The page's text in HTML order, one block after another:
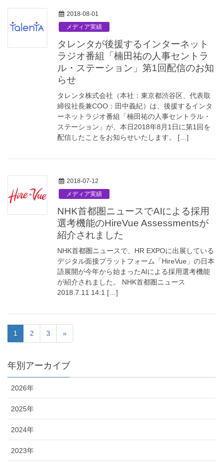
2018-08-01
メディア実績
タレンタが後援するインターネット
ラジオ番組「楠田祐の人事セントラ
ル・ステーション」第1回配信のお知
らせ
タレンタ株式会社（本社：東京都渋谷区、代表取
締役社長兼COO：田中義紀）は、後援するインタ
ーネットラジオ番組「楠田祐の人事セントラル・
ステーション」が、本日2018年8月1日に第1回を
配信したことをお知らせいたします。 […]
2018-07-12
メディア実績
NHK首都圏ニュースでAIによる採用
選考機能のHireVue Assessmentsが
紹介されました
NHK首都圏ニュースで、HR EXPOに出展している
デジタル面接プラットフォーム「HireVue」の日本
語展開が今年から始まったAIによる採用選考機能
が紹介されました。 NHK首都圏ニュース
2018.7.11 14:1 […]
1 2 3 »
年別アーカイブ
2026年
2025年
2024年
2023年